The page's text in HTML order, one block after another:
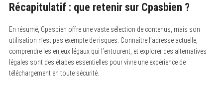
Récapitulatif : que retenir sur Cpasbien ?
En résumé, Cpasbien offre une vaste sélection de contenus, mais son
utilisation n’est pas exempte de risques. Connaître l’adresse actuelle,
comprendre les enjeux légaux qui l’entourent, et explorer des alternatives
légales sont des étapes essentielles pour vivre une expérience de
téléchargement en toute sécurité.